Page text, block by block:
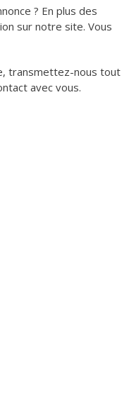
? En plus des
sur notre site. Vous
transmettez-nous tout
avec vous.